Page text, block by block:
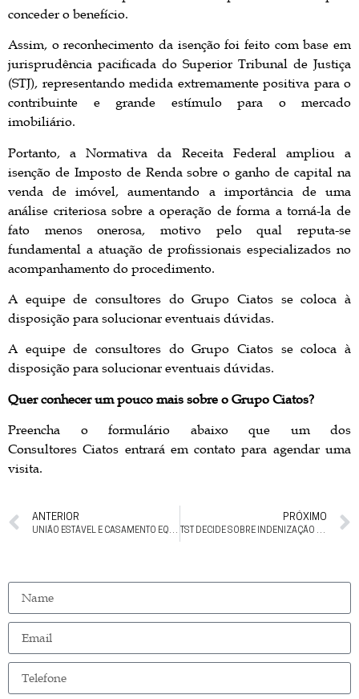
conceder o benefício.
Assim, o reconhecimento da isenção foi feito com base em
jurisprudência pacificada do Superior Tribunal de Justiça
(STJ), representando medida extremamente positiva para o
contribuinte e grande estímulo para o mercado
imobiliário.
Portanto, a Normativa da Receita Federal ampliou a
isenção de Imposto de Renda sobre o ganho de capital na
venda de imóvel, aumentando a importância de uma
análise criteriosa sobre a operação de forma a torná-la de
fato menos onerosa, motivo pelo qual reputa-se
fundamental a atuação de profissionais especializados no
acompanhamento do procedimento.
A equipe de consultores do Grupo Ciatos se coloca à
disposição para solucionar eventuais dúvidas.
A equipe de consultores do Grupo Ciatos se coloca à
disposição para solucionar eventuais dúvidas.
Quer conhecer um pouco mais sobre o Grupo Ciatos?
Preencha o formulário abaixo que um dos
Consultores Ciatos entrará em contato para agendar uma
visita.
ANTERIOR
UNIÃO ESTÁVEL E CASAMENTO EQUIPARADOS? QUAIS CUIDADOS TOMAR
PRÓXIMO
TST DECIDE SOBRE INDENIZAÇÃO POR RISCO CORRIDO PELO COLABORADOR NÃO QUALIFICADO PARA TRANSPORTE DE VALORES